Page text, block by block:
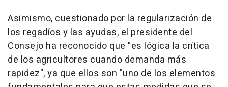
Asimismo, cuestionado por la regularización de
los regadíos y las ayudas, el presidente del
Consejo ha reconocido que "es lógica la crítica
de los agricultores cuando demanda más
rapidez", ya que ellos son "uno de los elementos